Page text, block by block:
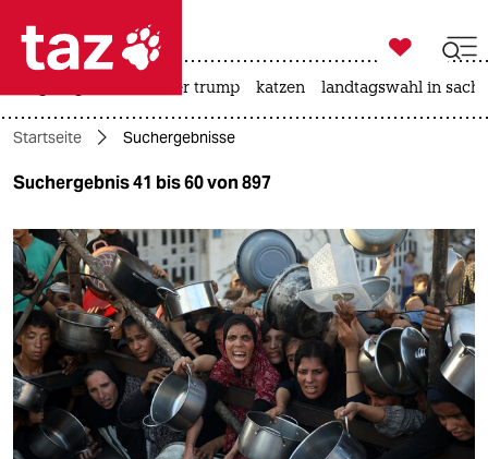
 taz zahl ich
taz zahl ich
themen
politik
öko
gesellschaft
kultur
sport

taz zahl ich
usa unter trump katzen landtagswahl in
Startseite Suchergebnisse
Suchergebnis 41 bis 60 von 897